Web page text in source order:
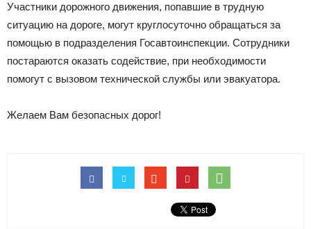
Участники дорожного движения, попавшие в трудную
ситуацию на дороге, могут круглосуточно обращаться за
помощью в подразделения Госавтоинспекции. Сотрудники
постараются оказать содействие, при необходимости
помогут с вызовом технической службы или эвакуатора.
Желаем Вам безопасных дорог!